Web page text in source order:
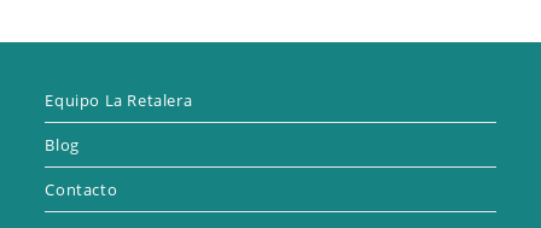
Equipo La Retalera
Blog
Contacto